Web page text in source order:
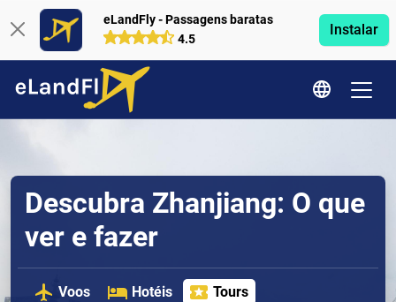
eLandFly - Passagens baratas
4.5
Instalar
Descubra Zhanjiang: O que
ver e fazer
Voos Hotéis Tours